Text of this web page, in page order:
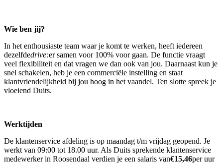
Wie ben jij?
In het enthousiaste team waar je komt te werken, heeft iedereen
dezelfdedrive:er samen voor 100% voor gaan. De functie vraagt
veel flexibiliteit en dat vragen we dan ook van jou. Daarnaast kun je
snel schakelen, heb je een commerciële instelling en staat
klantvriendelijkheid bij jou hoog in het vaandel. Ten slotte spreek je
vloeiend Duits.
Werktijden
De klantenservice afdeling is op maandag t/m vrijdag geopend. Je
werkt van 09:00 tot 18.00 uur. Als Duits sprekende klantenservice
medewerker in Roosendaal verdien je een salaris van€15,46per uur